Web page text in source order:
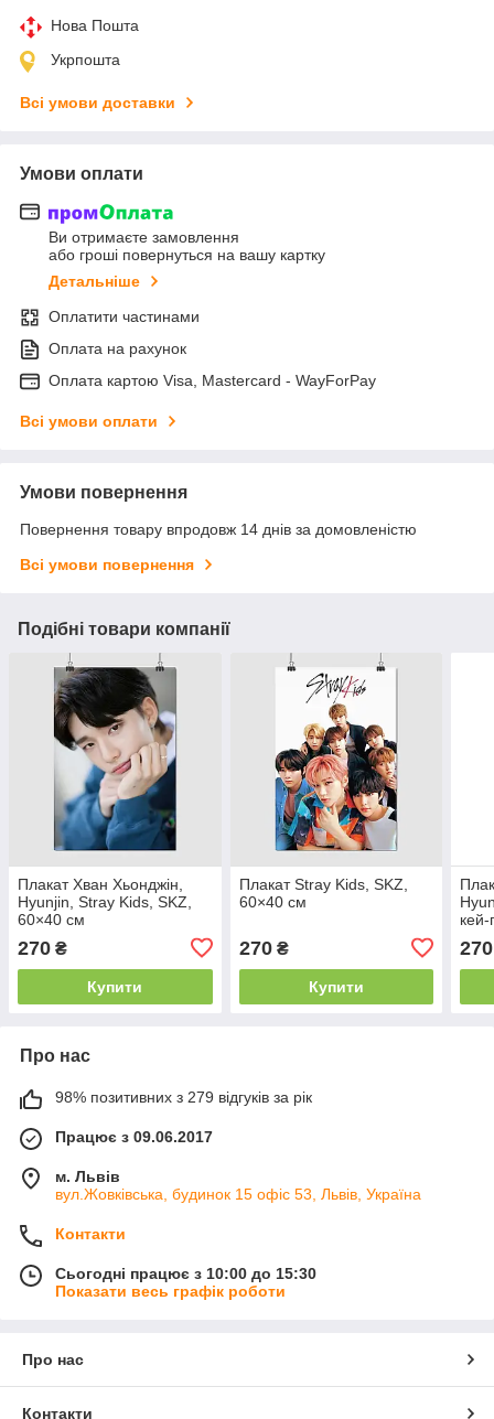
Нова Пошта
Укрпошта
Всі умови доставки
Умови оплати
Ви отримаєте замовлення
або гроші повернуться на вашу картку
Детальніше
Оплатити частинами
Оплата на рахунок
Оплата картою Visa, Mastercard - WayForPay
Всі умови оплати
Умови повернення
Повернення товару впродовж 14 днів за домовленістю
Всі умови повернення
Подібні товари компанії
Плакат Хван Хьонджін,
Hyunjin, Stray Kids, SKZ,
60×40 см
270 ₴
Купити
Плакат Stray Kids, SKZ,
60×40 см
270₴
Купити
270
Про нас
98% позитивних з 279 відгуків за рік
Працює з 09.06.2017
м. Львів
вул.Жовківська, будинок 15 офіс 53, Львів, Україна
Контакти
Сьогодні працює з 10:00 до 15:30
Показати весь графік роботи
Про нас
Контакти